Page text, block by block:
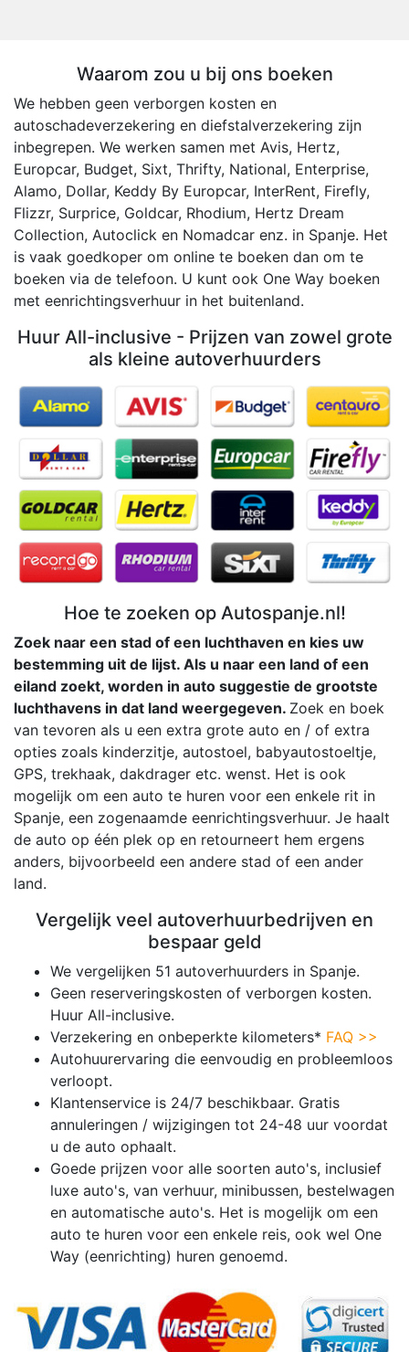
Waarom zou u bij ons boeken
We hebben geen verborgen kosten en
autoschadeverzekering en diefstalverzekering zijn
inbegrepen. We werken samen met Avis, Hertz,
Europcar, Budget, Sixt, Thrifty, National, Enterprise,
Alamo, Dollar, Keddy By Europcar, InterRent, Firefly,
Flizzr, Surprice, Goldcar, Rhodium, Hertz Dream
Collection, Autoclick en Nomadcar enz. in Spanje. Het
is vaak goedkoper om online te boeken dan om te
boeken via de telefoon. U kunt ook One Way boeken
met eenrichtingsverhuur in het buitenland.
Huur All-inclusive - Prijzen van zowel grote
als kleine autoverhuurders
Hoe te zoeken op Autospanje.nl!
Zoek naar een stad of een luchthaven en kies uw
bestemming uit de lijst. Als u naar een land of een
eiland zoekt, worden in auto suggestie de grootste
luchthavens in dat land weergegeven. Zoek en boek
van tevoren als u een extra grote auto en / of extra
opties zoals kinderzitje, autostoel, babyautostoeltje,
GPS, trekhaak, dakdrager etc. wenst. Het is ook
mogelijk om een auto te huren voor een enkele rit in
Spanje, een zogenaamde eenrichtingsverhuur. Je haalt
de auto op één plek op en retourneert hem ergens
anders, bijvoorbeeld een andere stad of een ander
land.
Vergelijk veel autoverhuurbedrijven en
bespaar geld
We vergelijken 51 autoverhuurders in Spanje.
Geen reserveringskosten of verborgen kosten.
Huur All-inclusive.
Verzekering en onbeperkte kilometers* FAQ >>
Autohuurervaring die eenvoudig en probleemloos
verloopt.
Klantenservice is 24/7 beschikbaar. Gratis
annuleringen / wijzigingen tot 24-48 uur voordat
u de auto ophaalt.
Goede prijzen voor alle soorten auto's, inclusief
luxe auto's, van verhuur, minibussen, bestelwagen
en automatische auto's. Het is mogelijk om een
auto te huren voor een enkele reis, ook wel One
Way (eenrichting) huren genoemd.